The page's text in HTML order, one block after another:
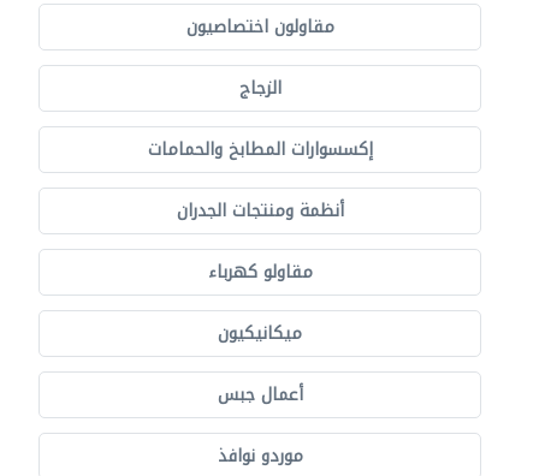
مقاولون اختصاصيون
الزجاج
إكسسوارات المطابخ والحمامات
أنظمة ومنتجات الجدران
مقاولو كهرباء
ميكانيكيون
أعمال جبس
موردو نوافذ